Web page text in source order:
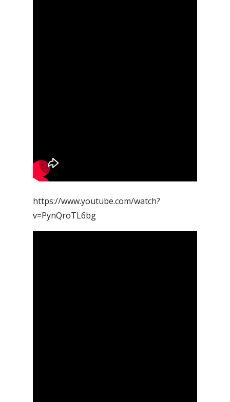
https://www.youtube.com/watch?
v=PynQroTL6bg